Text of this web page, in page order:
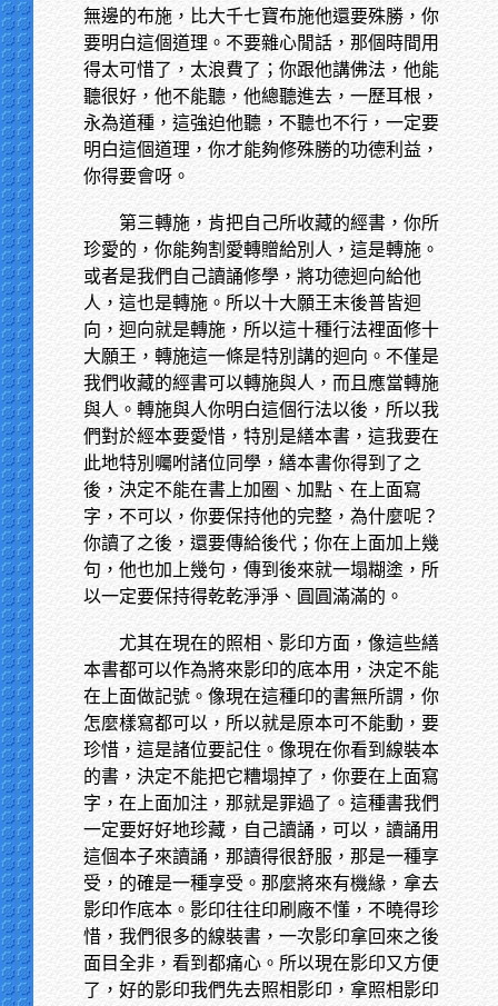
無邊的布施，比大千七寶布施他還要殊勝，你
要明白這個道理。不要雜心閒話，那個時間用
得太可惜了，太浪費了；你跟他講佛法，他能
聽很好，他不能聽，他總聽進去，一歷耳根，
永為道種，這強迫他聽，不聽也不行，一定要
明白這個道理，你才能夠修殊勝的功德利益，
你得要會呀。
第三轉施，肯把自己所收藏的經書，你所
珍愛的，你能夠割愛轉贈給別人，這是轉施。
或者是我們自己讀誦修學，將功德迴向給他
人，這也是轉施。所以十大願王末後普皆迴
向，迴向就是轉施，所以這十種行法裡面修十
大願王，轉施這一條是特別講的迴向。不僅是
我們收藏的經書可以轉施與人，而且應當轉施
與人。轉施與人你明白這個行法以後，所以我
們對於經本要愛惜，特別是繕本書，這我要在
此地特別囑咐諸位同學，繕本書你得到了之
後，決定不能在書上加圈、加點、在上面寫
字，不可以，你要保持他的完整，為什麼呢？
你讀了之後，還要傳給後代；你在上面加上幾
句，他也加上幾句，傳到後來就一塌糊塗，所
以一定要保持得乾乾淨淨、圓圓滿滿的。
尤其在現在的照相、影印方面，像這些繕
本書都可以作為將來影印的底本用，決定不能
在上面做記號。像現在這種印的書無所謂，你
怎麼樣寫都可以，所以就是原本可不能動，要
珍惜，這是諸位要記住。像現在你看到線裝本
的書，決定不能把它糟塌掉了，你要在上面寫
字，在上面加注，那就是罪過了。這種書我們
一定要好好地珍藏，自己讀誦，可以，讀誦用
這個本子來讀誦，那讀得很舒服，那是一種享
受，的確是一種享受。那麼將來有機緣，拿去
影印作底本。影印往往印刷廠不懂，不曉得珍
惜，我們很多的線裝書，一次影印拿回來之後
面目全非，看到都痛心。所以現在影印又方便
了，好的影印我們先去照相影印，拿照相影印